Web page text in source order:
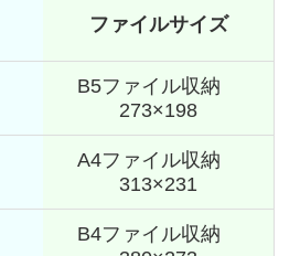
ファイルサイズ
B5ファイル収納
273×198
A4ファイル収納
313×231
B4ファイル収納